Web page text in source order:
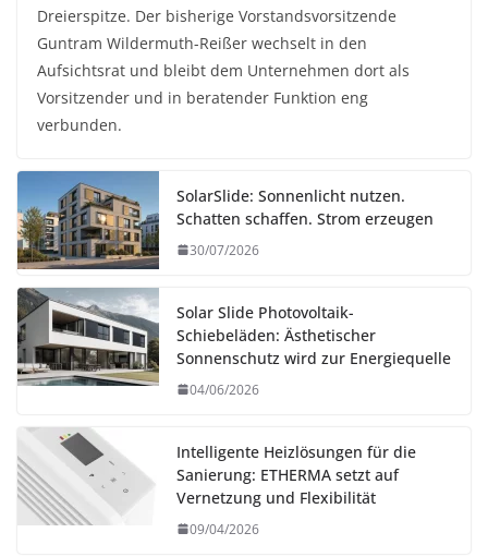
Dreierspitze. Der bisherige Vorstandsvorsitzende
Guntram Wildermuth-Reißer wechselt in den
Aufsichtsrat und bleibt dem Unternehmen dort als
Vorsitzender und in beratender Funktion eng
verbunden.
SolarSlide: Sonnenlicht nutzen.
Schatten schaffen. Strom erzeugen
30/07/2026
Solar Slide Photovoltaik-
Schiebeläden: Ästhetischer
Sonnenschutz wird zur Energiequelle
04/06/2026
Intelligente Heizlösungen für die
Sanierung: ETHERMA setzt auf
Vernetzung und Flexibilität
09/04/2026